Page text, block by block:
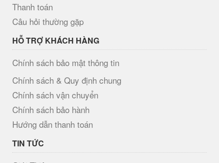
Thanh toán
Câu hỏi thường gặp
HỖ TRỢ KHÁCH HÀNG
Chính sách bảo mật thông tin
Chính sách & Quy định chung
Chính sách vận chuyển
Chính sách bảo hành
Hướng dẫn thanh toán
TIN TỨC